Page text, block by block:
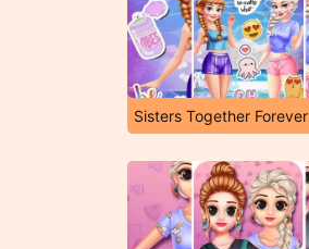
Sisters Together Forever